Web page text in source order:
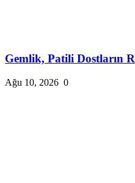
Gemlik, Patili Dostların
Ağu 10, 2026 0